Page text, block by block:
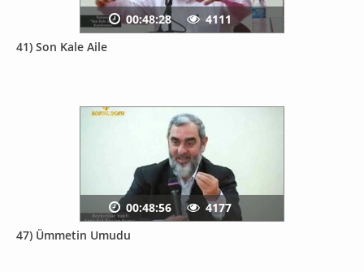
41) Son Kale Aile
00:48:28 4111
47) Ümmetin Umudu
00:48:56 4177